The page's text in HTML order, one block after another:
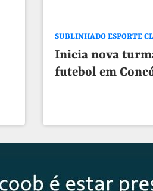
SUBLINHADO ESPORTE
Inicia nova
futebol em